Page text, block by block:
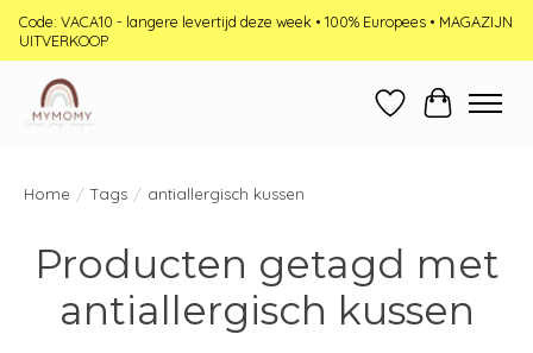
Code: VACA10 - langere levertijd deze week • 100% Europees • MAGAZIJN
UITVERKOOP
Verlanglijst
Home / Tags / antiallergisch kussen
Producten getagd met
antiallergisch kussen